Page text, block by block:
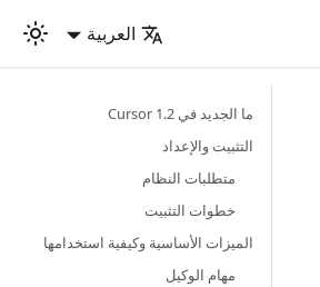
العربية
ما الجديد في Cursor 1.2
التثبيت والإعداد
متطلبات النظام
خطوات التثبيت
الميزات الأساسية وكيفية استخدامها
مهام الوكيل